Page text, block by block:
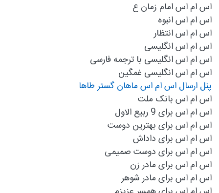
اس ام اس امام زمان ع
اس ام اس انبوه
اس ام اس انتظار
اس ام اس انگلیسی
اس ام اس انگلیسی با ترجمه فارسی
اس ام اس انگلیسی غمگین
پنل ارسال اس ام اس ماهان گستر طاها
اس ام اس بانک ملت
اس ام اس برای 9 ربیع الاول
اس ام اس برای بهترین دوست
اس ام اس برای داداش
اس ام اس برای دوست صمیمی
اس ام اس برای مادر زن
اس ام اس برای مادر شوهر